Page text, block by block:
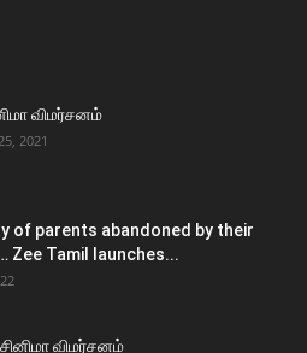
விமர்சனம்
2021
of parents abandoned by their
Zee Tamil launches...
விமர்சனம்